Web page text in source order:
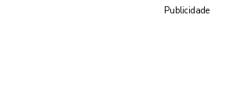
Publicidade